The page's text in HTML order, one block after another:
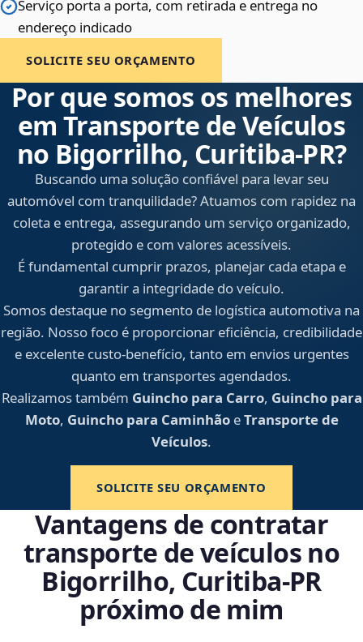
Serviço porta a porta, com retirada e entrega no
endereço indicado
SOLICITE SEU ORÇAMENTO
Por que somos os melhores
em Transporte de Veículos
no Bigorrilho, Curitiba‑PR?
Buscando uma solução confiável para levar seu
automóvel com tranquilidade? Atuamos com rapidez na
coleta e entrega, assegurando um serviço organizado,
protegido e com valores acessíveis.
É fundamental cumprir prazos, planejar cada etapa e
garantir a integridade do veículo.
Somos destaque no segmento de logística automotiva na
região. Nosso foco é proporcionar eficiência, credibilidade
e excelente custo-benefício, tanto em envios urgentes
quanto em transportes agendados.
Realizamos também Guincho para Carro, Guincho para
Moto, Guincho para CaminhãoeTransporte de
Veículos.
SOLICITE SEU ORÇAMENTO
Vantagens de contratar
transporte de veículos no
Bigorrilho, Curitiba‑PR
próximo de mim